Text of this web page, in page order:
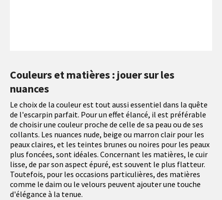
Couleurs et matières : jouer sur les
nuances
Le choix de la couleur est tout aussi essentiel dans la quête
de l'escarpin parfait. Pour un effet élancé, il est préférable
de choisir une couleur proche de celle de sa peau ou de ses
collants. Les nuances nude, beige ou marron clair pour les
peaux claires, et les teintes brunes ou noires pour les peaux
plus foncées, sont idéales. Concernant les matières, le cuir
lisse, de par son aspect épuré, est souvent le plus flatteur.
Toutefois, pour les occasions particulières, des matières
comme le daim ou le velours peuvent ajouter une touche
d'élégance à la tenue.